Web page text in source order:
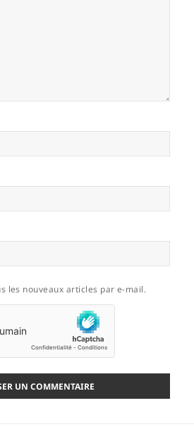
les nouveaux articles par e-mail.